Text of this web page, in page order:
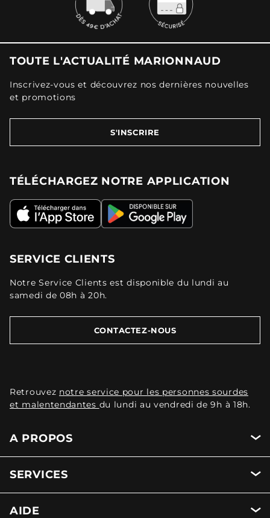
TOUTE L'ACTUALITÉ MARIONNAUD
Inscrivez-vous et découvrez nos dernières nouvelles
et promotions
S'INSCRIRE
TÉLÉCHARGEZ NOTRE APPLICATION
SERVICE CLIENTS
Notre Service Clients est disponible du lundi au
samedi de 08h à 20h.
CONTACTEZ-NOUS
Retrouvez notre service pour les personnes sourdes
et malentendantes du lundi au vendredi de 9h à 18h.
A PROPOS
SERVICES
AIDE